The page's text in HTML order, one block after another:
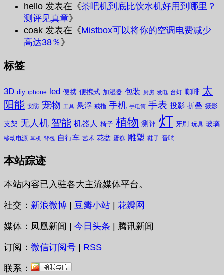
hello 发表在《茶吧机到底比饮水机好用到哪里？
测评见真章》
coak 发表在《Mistbox可以将你的空调电费减少
高达38％ 》
标签
3D diy iphone led 便携 便携式 加湿器 包装 厨房 发电 台灯 咖啡 太
阳能 安防 宠物 工具 悬浮 戒指 手机 手电筒 手表 投影 折叠 摄影
支架 无人机 智能 机器人 椅子 植物 测评 灯 牙刷 玩具 玻璃
移动电源 耳机 背包 自行车 艺术 花盆 蛋糕 雕塑 鞋子 音响
本站踪迹
本站内容已入驻各大主流媒体平台。
社交： 新浪微博 | 豆瓣小站 | 花瓣网
媒体：凤凰新闻 | 今日头条 | 腾讯新闻
订阅： 微信订阅号 RSS
联系：